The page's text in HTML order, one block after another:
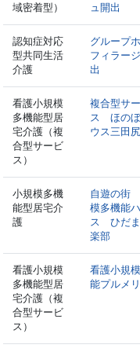
域密着型）
ュ開出
認知症対応
型共同生活
介護
グループ
フィラー
出
看護小規模
多機能型居
宅介護（複
合型サービ
ス）
複合型サ
ス ほの
ウス三田尻
小規模多機
能型居宅介
護
自遊の街
模多機能
ス ひだ
楽部
看護小規模
多機能型居
宅介護（複
合型サービ
ス）
看護小規
能プルメ